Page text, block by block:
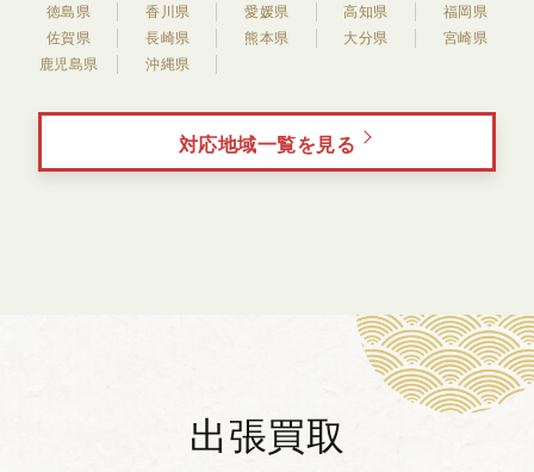
徳島県
香川県 愛媛県 高知県
福岡県
佐賀県
長崎県 熊本県 大分県
宮崎県
鹿児島県
沖縄県
対応地域一覧を見る
出張買取